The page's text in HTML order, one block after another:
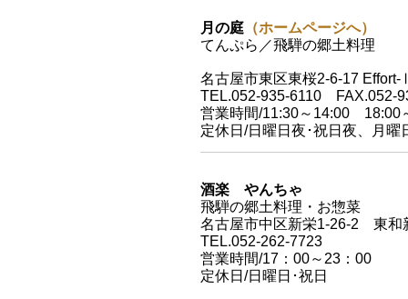
月の庭 （ホームページへ）
てんぷら／飛騨の郷土料理
名古屋市東区東桜2-6-17
TEL.052-935-6110 FAX.052-
営業時間/11:30～14:00 18:00
定休日/日曜日夜･祝日夜、月曜
酒楽 やんちゃ
飛騨の郷土料理・お惣菜
名古屋市中区新栄1-26-2 東和
TEL.052-262-7723
営業時間/17：00～23：00
定休日/日曜日･祝日